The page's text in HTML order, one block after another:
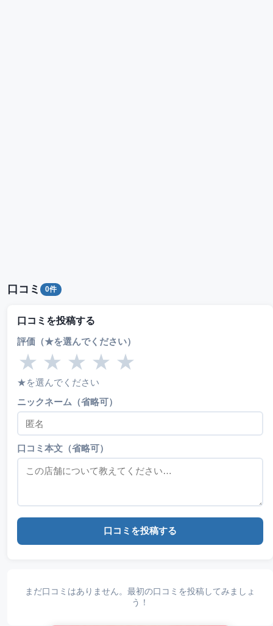
口コミ 0件
口コミを投稿する
評価（★を選んでください）
★ ★ ★ ★ ★
★を選んでください
ニックネーム（省略可）
口コミ本文（省略可）
口コミを投稿する
まだ口コミはありません。最初の口コミを投稿してみましょ
う！